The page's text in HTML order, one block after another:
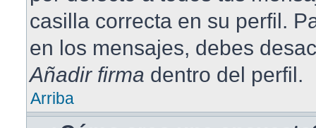
casilla correcta en su perfil.
en los mensajes, debes
Añadir firma dentro del perfil.
Arriba